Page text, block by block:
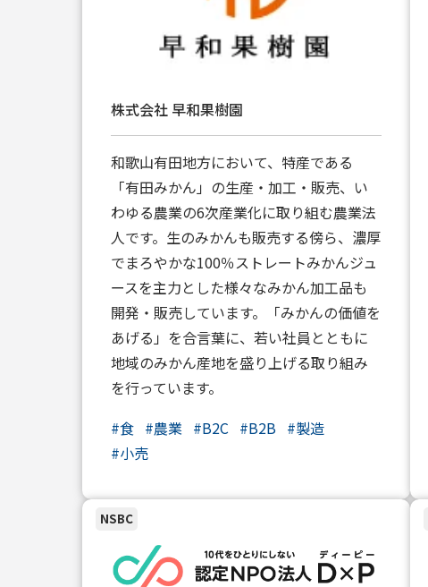
株式会社 早和果樹園
和歌山有田地方において、特産である
「有田みかん」の生産・加工・販売、い
わゆる農業の6次産業化に取り組む農業法
人です。生のみかんも販売する傍ら、濃厚
でまろやかな100％ストレートみかんジュ
ースを主力とした様々なみかん加工品も
開発・販売しています。「みかんの価値を
あげる」を合言葉に、若い社員とともに
地域のみかん産地を盛り上げる取り組み
を行っています。
#食 #農業 #B2C #B2B #製造
#小売
NSBC